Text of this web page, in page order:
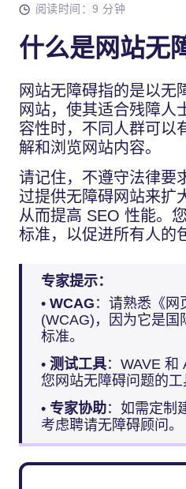
阅读时间：9 分钟
什么是网站无
网站无障碍指的是以无
网站，使其适合残障人
容性时，不同人群可以
解和浏览网站内容。
请记住，不遵守法律要
过提供无障碍网站来扩
从而提高 SEO 性能。
标准，以促进所有人的
专家提示：
• WCAG ：请熟悉《网
(WCAG)，因为它是国
标准。
• 测试工具：WAVE 和
您网站无障碍问题的工
• 专家协助：如需定制
考虑聘请无障碍顾问。